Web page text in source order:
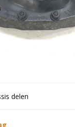
ACHTER
delen